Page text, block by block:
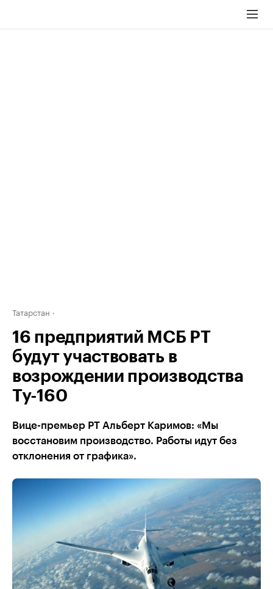
Татарстан
16 предприятий МСБ РТ
будут участвовать в
возрождении производства
Ту-160
Вице-премьер РТ Альберт Каримов: «Мы
восстановим производство. Работы идут без
отклонения от графика».